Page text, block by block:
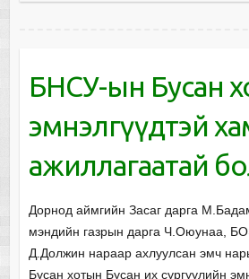
БНСУ-ын Бусан
эмнэлгүүдтэй
ажиллагаатай
Дорнод аймгийн Засаг дарга
мэндийн газрын дарга Ч.Оюунаа,
Д.Должин нараар ахлуулсан эмч
Бусан хотын Бусан их сургуулийн